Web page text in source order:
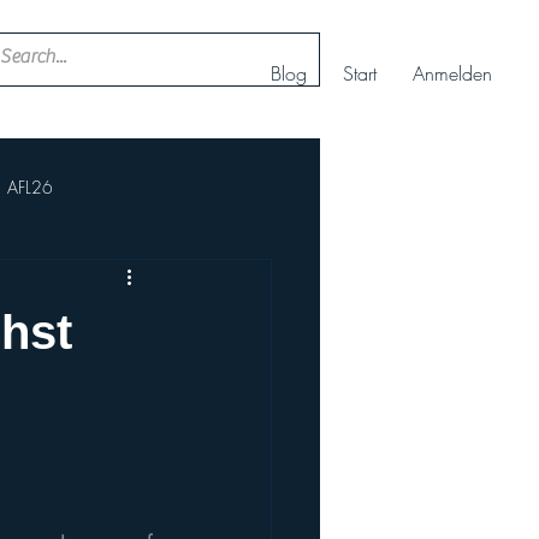
Blog Start Anmelden
AFL26
Nachwuchs Cheerteam